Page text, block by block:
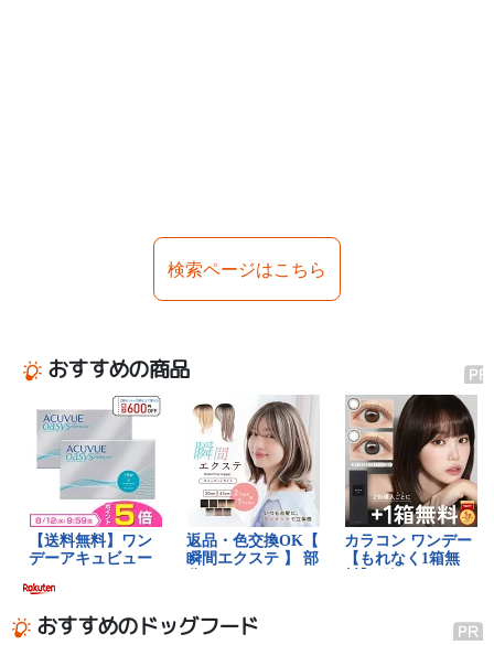
検索ページはこちら
おすすめの商品
おすすめのドッグフード